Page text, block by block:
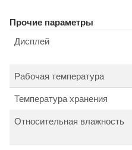
Прочие параметры
Дисплей
Рабочая температура
Температура хранения
Относительная влажность